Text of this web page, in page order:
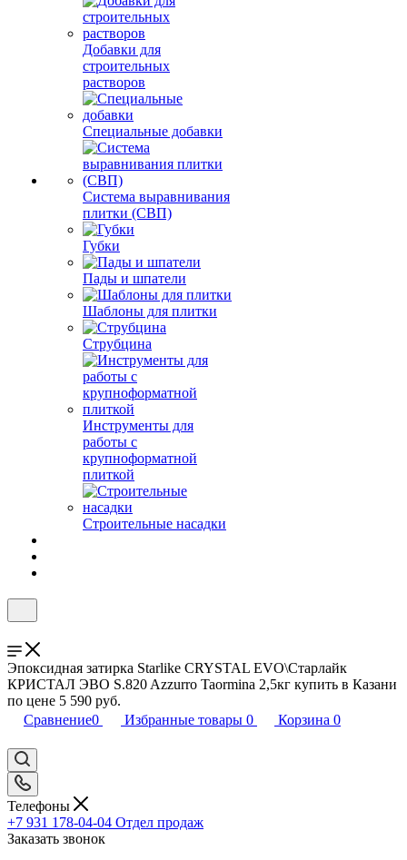
Добавки для
строительных
растворов
Специальные добавки
Система выравнивания
плитки (СВП)
Губки
Пады и шпатели
Шаблоны для плитки
Струбцина
Инструменты для
работы с
крупноформатной
плиткой
Строительные насадки
Эпоксидная затирка Starlike CRYSTAL EVO\Старлайк
КРИСТАЛ ЭВО S.820 Azzurro Taormina 2,5кг купить в Казани
по цене 5 590 руб.
Сравнение0 Избранные товары 0 Корзина 0
Телефоны
+7 931 178-04-04 Отдел продаж
Заказать звонок